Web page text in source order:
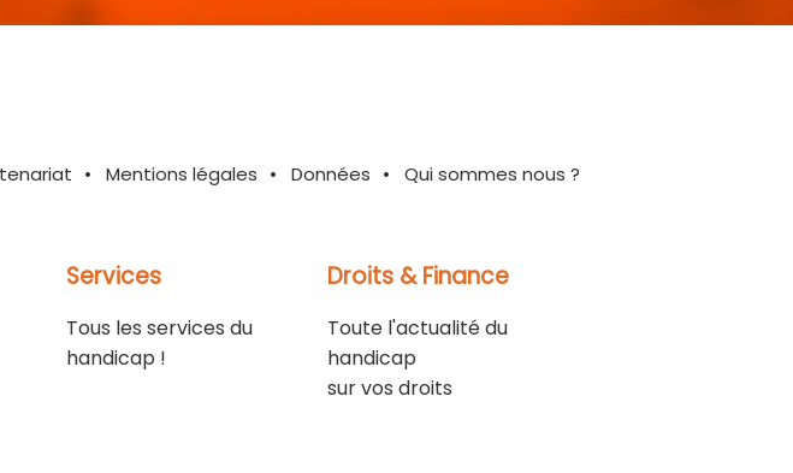
Mentions légales Données Qui sommes nous ?
Services
Tous les services du
handicap !
Droits & Finance
Toute l'actualité du
handicap
sur vos droits